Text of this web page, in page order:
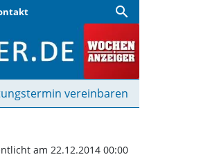
search
der
vereinbaren
am 22.12.2014 00:00